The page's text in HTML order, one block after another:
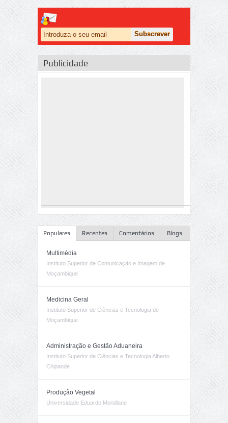
Publicidade
Populares Recentes Comentários Blogs
Multimédia
Instituto Superior de Comunicação e Imagem de
Moçambique
Medicina Geral
Instituto Superior de Ciências e Tecnologia de
Moçambique
Administração e Gestão Aduaneira
Instituto Superior de Ciências e Tecnologia Alberto
Chipande
Produção Vegetal
Universidade Eduardo Mondlane